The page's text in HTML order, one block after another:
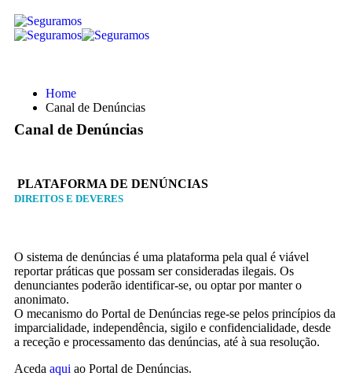
Home
Canal de Denúncias
Canal de Denúncias
PLATAFORMA DE DENÚNCIAS
DIREITOS E DEVERES
O sistema de denúncias é uma plataforma pela qual é viável
reportar práticas que possam ser consideradas ilegais. Os
denunciantes poderão identificar-se, ou optar por manter o
anonimato.
O mecanismo do Portal de Denúncias rege-se pelos princípios da
imparcialidade, independência, sigilo e confidencialidade, desde
a receção e processamento das denúncias, até à sua resolução.
Aceda aqui ao Portal de Denúncias.